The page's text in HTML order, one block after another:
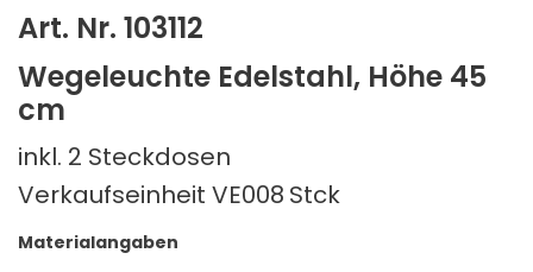
Art. Nr. 103112
Wegeleuchte Edelstahl, Höhe 45
cm
inkl. 2 Steckdosen
Verkaufseinheit VE008 Stck
Materialangaben